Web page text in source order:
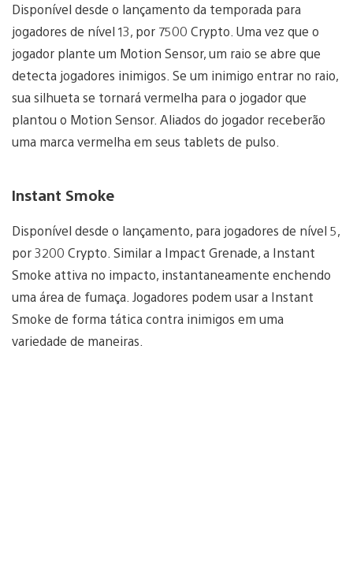
Disponível desde o lançamento da temporada para
jogadores de nível 13, por 7500 Crypto. Uma vez que o
jogador plante um Motion Sensor, um raio se abre que
detecta jogadores inimigos. Se um inimigo entrar no raio,
sua silhueta se tornará vermelha para o jogador que
plantou o Motion Sensor. Aliados do jogador receberão
uma marca vermelha em seus tablets de pulso.
Instant Smoke
Disponível desde o lançamento, para jogadores de nível 5,
por 3200 Crypto. Similar a Impact Grenade, a Instant
Smoke attiva no impacto, instantaneamente enchendo
uma área de fumaça. Jogadores podem usar a Instant
Smoke de forma tática contra inimigos em uma
variedade de maneiras.